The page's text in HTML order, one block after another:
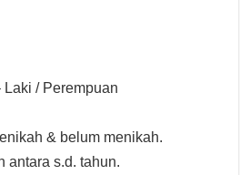
/ Perempuan
& belum menikah.
antara s.d. tahun.